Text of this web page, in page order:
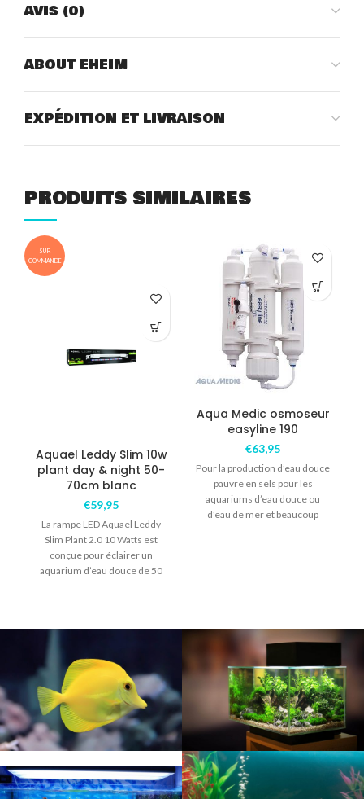
AVIS (0)
ABOUT EHEIM
EXPÉDITION ET LIVRAISON
PRODUITS SIMILAIRES
SUR
COMMANDE
Aquael Leddy Slim 10w
plant day & night 50-
70cm blanc
€59,95
La rampe LED Aquael Leddy
Slim Plant 2.0 10 Watts est
conçue pour éclairer un
aquarium d’eau douce de 50
Aqua Medic osmoseur
easyline 190
€63,95
Pour la production d’eau douce
pauvre en sels pour les
aquariums d’eau douce ou
d’eau de mer et beaucoup